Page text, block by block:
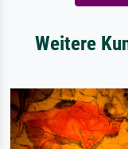
Weitere